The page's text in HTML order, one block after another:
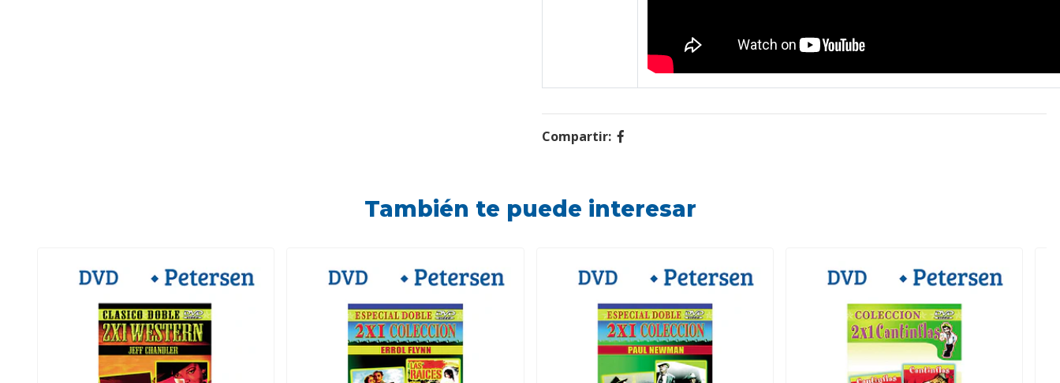
Compartir:
También te puede interesar